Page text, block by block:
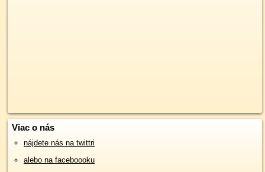
Viac o nás
nájdete nás na twittri
alebo na faceboooku